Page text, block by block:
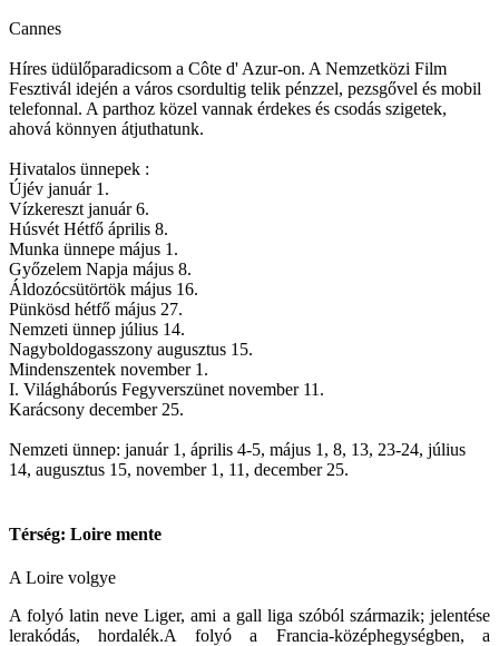
Cannes
Híres üdülőparadicsom a Côte d' Azur-on. A Nemzetközi Film
Fesztivál idején a város csordultig telik pénzzel, pezsgővel és mobil
telefonnal. A parthoz közel vannak érdekes és csodás szigetek,
ahová könnyen átjuthatunk.
Hivatalos ünnepek :
Újév január 1.
Vízkereszt január 6.
Húsvét Hétfő április 8.
Munka ünnepe május 1.
Győzelem Napja május 8.
Áldozócsütörtök május 16.
Pünkösd hétfő május 27.
Nemzeti ünnep július 14.
Nagyboldogasszony augusztus 15.
Mindenszentek november 1.
I. Világháborús Fegyverszünet november 11.
Karácsony december 25.
Nemzeti ünnep: január 1, április 4-5, május 1, 8, 13, 23-24, július
14, augusztus 15, november 1, 11, december 25.
Térség: Loire mente
A Loire volgye
A folyó latin neve Liger, ami a gall liga szóból származik; jelentése
lerakódás, hordalék.A folyó a Francia-középhegységben, a